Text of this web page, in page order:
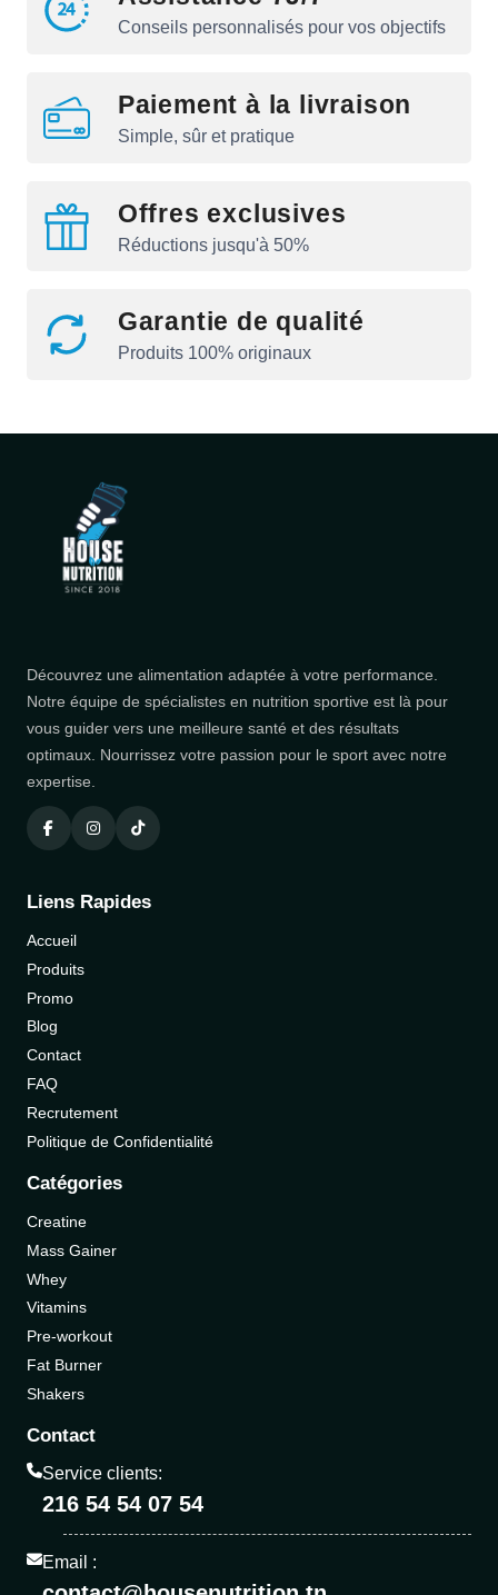
Conseils personnalisés pour vos objectifs
Paiement à la livraison
Simple, sûr et pratique
Offres exclusives
Réductions jusqu'à 50%
Garantie de qualité
Produits 100% originaux
Découvrez une alimentation adaptée à votre performance.
Notre équipe de spécialistes en nutrition sportive est là pour
vous guider vers une meilleure santé et des résultats
optimaux. Nourrissez votre passion pour le sport avec notre
expertise.
Liens Rapides
Accueil
Produits
Promo
Blog
Contact
FAQ
Recrutement
Politique de Confidentialité
Catégories
Creatine
Mass Gainer
Whey
Vitamins
Pre-workout
Fat Burner
Shakers
Contact
Service clients:
216 54 54 07 54
Email :